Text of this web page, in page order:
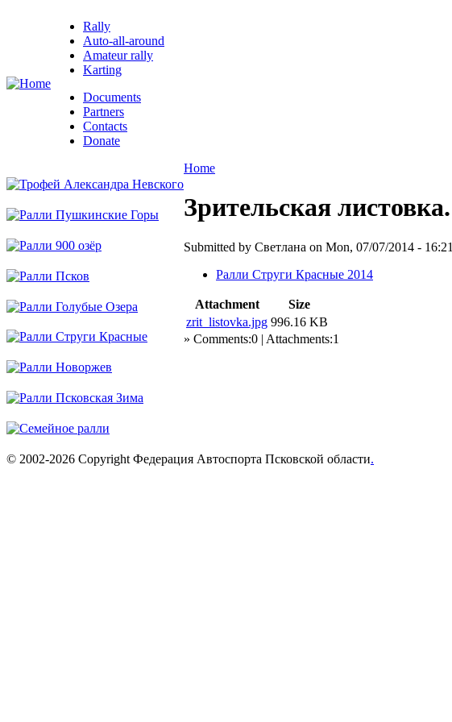
Rally
Auto-all-around
Amateur rally
Karting
Documents
Partners
Contacts
Donate
Home
Зрительская листовка.
Submitted by Светлана on Mon, 07/07/2014 - 16:21
Ралли Струги Красные 2014
Attachment
Size
zrit_listovka.jpg 996.16 KB
» Comments:0 | Attachments:1
© 2002-2026 Copyright Федерация Автоспорта Псковской области.